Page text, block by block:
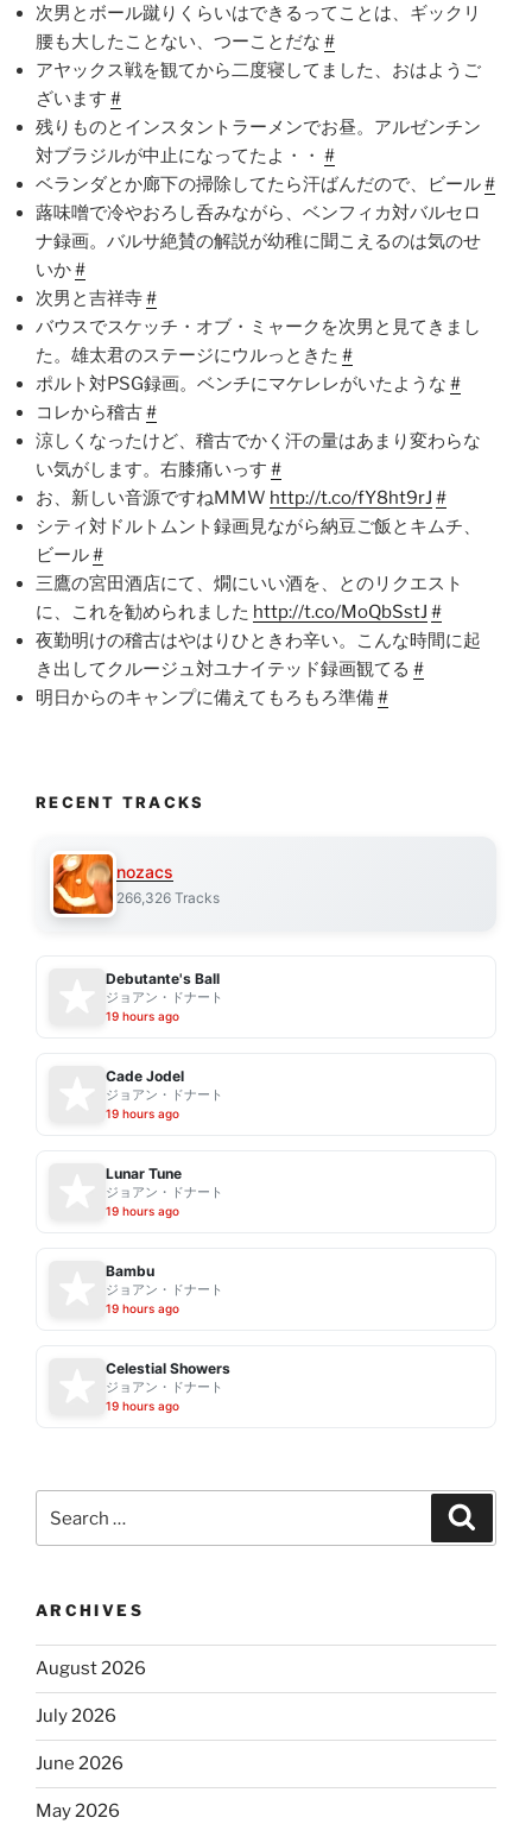
次男とボール蹴りくらいはできるってことは、ギックリ
腰も大したことない、つーことだな #
アヤックス戦を観てから二度寝してました、おはようご
ざいます #
残りものとインスタントラーメンでお昼。アルゼンチン
対ブラジルが中止になってたよ・・ #
ベランダとか廊下の掃除してたら汗ばんだので、ビール#
蕗味噌で冷やおろし呑みながら、ベンフィカ対バルセロ
ナ録画。バルサ絶賛の解説が幼稚に聞こえるのは気のせ
いか#
次男と吉祥寺#
バウスでスケッチ・オブ・ミャークを次男と見てきまし
た。雄太君のステージにウルっときた #
ポルト対PSG録画。ベンチにマケレレがいたような #
コレから稽古#
涼しくなったけど、稽古でかく汗の量はあまり変わらな
い気がします。右膝痛いっす #
お、新しい音源ですねMMW http://t.co/fY8ht9rJ #
シティ対ドルトムント録画見ながら納豆ご飯とキムチ、
ビール#
三鷹の宮田酒店にて、燗にいい酒を、とのリクエスト
に、これを勧められました http://t.co/MoQbSstJ #
夜勤明けの稽古はやはりひときわ辛い。こんな時間に起
き出してクルージュ対ユナイテッド録画観てる #
明日からのキャンプに備えてもろもろ準備#
RECENT TRACKS
nozacs
266,326 Tracks
Debutante's Ball
ジョアン・ドナート
19 hours ago
Cade Jodel
ジョアン・ドナート
19 hours ago
Lunar Tune
ジョアン・ドナート
19 hours ago
Bambu
ジョアン・ドナート
19 hours ago
Celestial Showers
ジョアン・ドナート
19 hours ago
for:
ARCHIVES
August 2026
July 2026
June 2026
May 2026